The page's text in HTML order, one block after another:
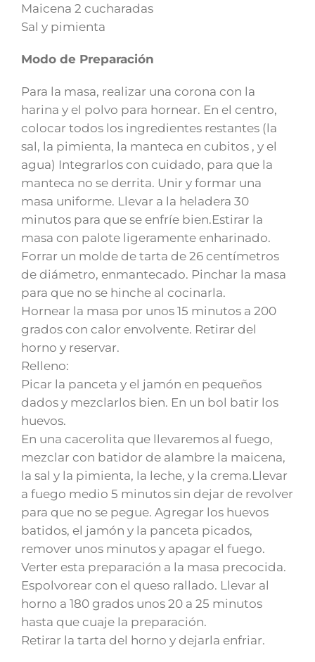
Maicena 2 cucharadas
Sal y pimienta
Modo de Preparación
Para la masa, realizar una corona con la
harina y el polvo para hornear. En el centro,
colocar todos los ingredientes restantes (la
sal, la pimienta, la manteca en cubitos , y el
agua) Integrarlos con cuidado, para que la
manteca no se derrita. Unir y formar una
masa uniforme. Llevar a la heladera 30
minutos para que se enfríe bien.Estirar la
masa con palote ligeramente enharinado.
Forrar un molde de tarta de 26 centímetros
de diámetro, enmantecado. Pinchar la masa
para que no se hinche al cocinarla.
Hornear la masa por unos 15 minutos a 200
grados con calor envolvente. Retirar del
horno y reservar.
Relleno:
Picar la panceta y el jamón en pequeños
dados y mezclarlos bien. En un bol batir los
huevos.
En una cacerolita que llevaremos al fuego,
mezclar con batidor de alambre la maicena,
la sal y la pimienta, la leche, y la crema.Llevar
a fuego medio 5 minutos sin dejar de revolver
para que no se pegue. Agregar los huevos
batidos, el jamón y la panceta picados,
remover unos minutos y apagar el fuego.
Verter esta preparación a la masa precocida.
Espolvorear con el queso rallado. Llevar al
horno a 180 grados unos 20 a 25 minutos
hasta que cuaje la preparación.
Retirar la tarta del horno y dejarla enfriar.